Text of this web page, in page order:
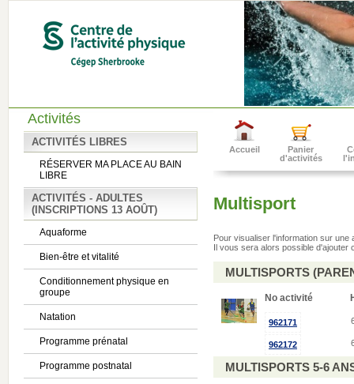
Activités
ACTIVITÉS LIBRES
RÉSERVER MA PLACE AU BAIN
LIBRE
ACTIVITÉS - ADULTES
(INSCRIPTIONS 13 AOÛT)
Aquaforme
Bien-être et vitalité
Conditionnement physique en
groupe
Natation
Programme prénatal
Programme postnatal
Accueil
Panier
d'activités
Multisport
Pour visualiser l'information sur
Il vous sera alors possible d'ajouter
MULTISPORTS
No activité
962171
962172
MULTISPORTS 5-6